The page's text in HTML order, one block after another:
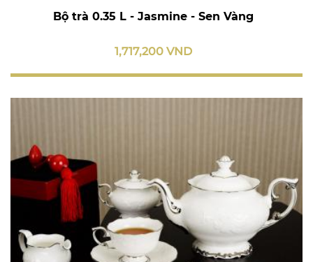
Bộ trà 0.35 L - Jasmine - Sen Vàng
1,717,200 VND